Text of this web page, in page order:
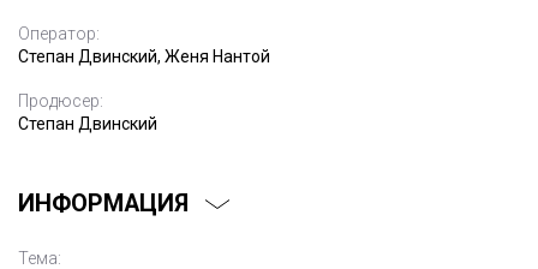
Оператор:
Степан Двинский, Женя Нантой
Продюсер:
Степан Двинский
ИНФОРМАЦИЯ
Тема: